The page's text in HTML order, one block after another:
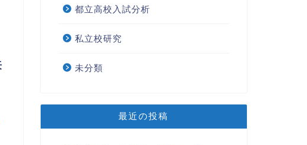
都立高校入試分析
私立校研究
未分類
最近の投稿